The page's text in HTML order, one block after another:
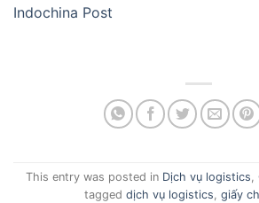
Indochina Post
This entry was posted in Dịch vụ logistics,
tagged dịch vụ logistics, giấy